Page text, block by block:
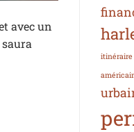
avec un
itinéraire